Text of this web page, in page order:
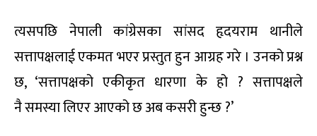
त्यसपछि नेपाली कांग्रेसका सांसद हृदयराम थानीले
सत्तापक्षलाई एकमत भएर प्रस्तुत हुन आग्रह गरे । उनको प्रश्न
छ, ‘सत्तापक्षको एकीकृत धारणा के हो ? सत्तापक्षले
नै समस्या लिएर आएको छ अब कसरी हुन्छ ?’